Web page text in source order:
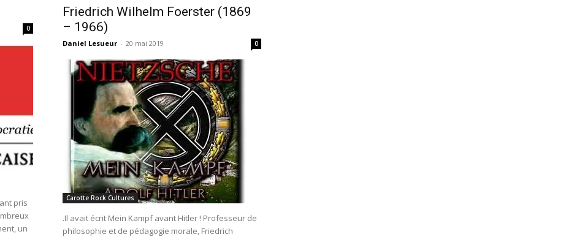
0
pris
un
Friedrich Wilhelm Foerster (1869
– 1966)
Daniel Lesueur - 20 mai 2019 0
Carotte Rock Cultures
.Il avait écrit Mein Kampf avant Hitler ! Professeur de
philosophie et de pédagogie morale, Friedrich